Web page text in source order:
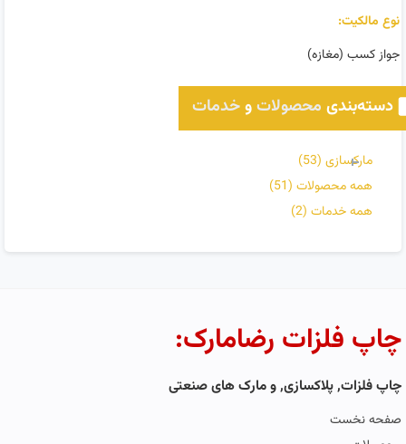
نوع مالکیت:
جواز کسب (مغازه)
دسته‌بندی محصولاتوخدمات
مارکسازی (53)
همه محصولات (51)
همه خدمات (2)
چاپ فلزات رضامارک:
چاپ فلزات, پلاکسازی, و مارک های صنعتی
صفحه نخست